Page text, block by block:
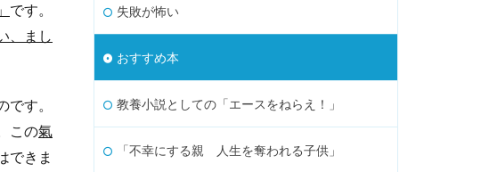
です。
、まし
す。
この氣
できま
失敗が怖い
おすすめ本
教養小説としての「エースをねらえ！」
「不幸にする親 人生を奪われる子供」